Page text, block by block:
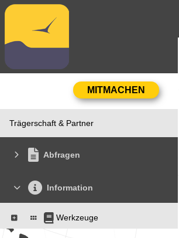
Trägerschaft & Partner
Abfragen
Information
Werkzeuge